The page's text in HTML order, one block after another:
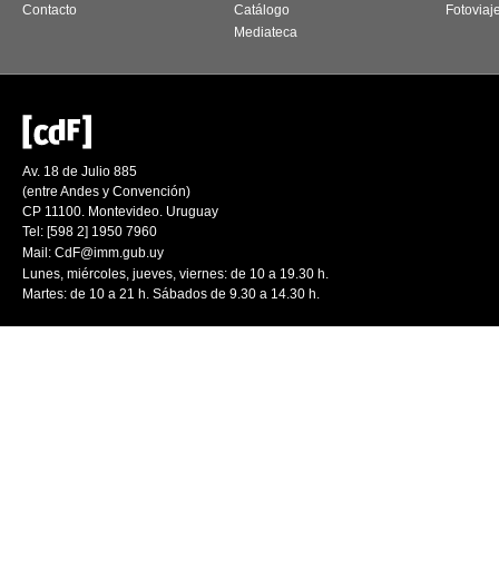
Contacto
Catálogo
Mediateca
Av. 18 de Julio 885
(entre Andes y Convención)
CP 11100. Montevideo. Uruguay
Tel: [598 2] 1950 7960
Mail: CdF@imm.gub.uy
Lunes, miércoles, jueves, viernes: de 10 a 19.30 h.
Martes: de 10 a 21 h. Sábados de 9.30 a 14.30 h.